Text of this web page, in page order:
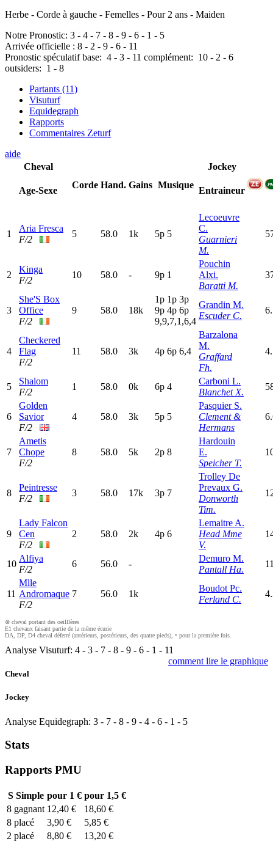
Herbe - Corde à gauche - Femelles - Pour 2 ans - Maiden
Notre Pronostic: 3 - 4 - 7 - 8 - 9 - 6 - 1 - 5
Arrivée officielle : 8 - 2 - 9 - 6 - 11
Pronostic spéculatif base: 4 - 3 - 11 complément: 10 - 2 - 6
outsiders: 1 - 8
Partants (11)
Visuturf
Equidegraph
Rapports
Commentaires Zeturf
aide
Cheval
Age-Sexe
Corde Hand. Gains Musique
Jockey
Entraineur
1
Aria Fresca
F/2
5 58.0 1k 5p 5
Lecoeuvre
C.
Guarnieri
M.
2
Kinga
F/2
10 58.0 - 9p 1
Pouchin
Alxi.
Baratti M.
3
She'S Box
Office
F/2
9 58.0 18k
1p 1p 3p
9p 4p 6p
9,9,7,1,6,4
Grandin M.
Escuder C.
4
Checkered
Flag
F/2
11 58.0 3k 4p 6p 6,4
Barzalona
M.
Graffard
Fh.
5
Shalom
F/2
1 58.0 0k 6p 4
Carboni L.
Blanchet X.
6
Golden
Savior
F/2
4 58.0 3k 5p 5
Pasquier S.
Clement &
Hermans
7
Ametis
Chope
F/2
8 58.0 5k 2p 8
Hardouin
E.
Speicher T.
8
Peintresse
F/2
3 58.0 17k 3p 7
Trolley De
Prevaux G.
Donworth
Tim.
9
Lady Falcon
Cen
F/2
2 58.0 2k 4p 6
Lemaitre A.
Head Mme
V.
10
Alfiya
F/2
6 56.0 -
Demuro M.
Pantall Ha.
11
Mlle
Andromaque
F/2
7 56.0 1k
Boudot Pc.
Ferland C.
⊗ cheval portant des oeilllères
E1 chevaux faisant partie de la même écurie
DA, DP, D4 cheval déferré (antérieurs, postérieurs, des quatre pieds), • pour la première fois.
Analyse Visuturf: 4 - 3 - 7 - 8 - 9 - 6 - 1 - 11
comment lire le graphique
Cheval
Jockey
Analyse Equidegraph: 3 - 7 - 8 - 9 - 4 - 6 - 1 - 5
Stats
Rapports PMU
SSimple pour 1 € pour 1,5 €
8 gagnant 12,40 €
18,60 €
8 placé 3,90 €
5,85 €
2 placé 8,80 €
13,20 €